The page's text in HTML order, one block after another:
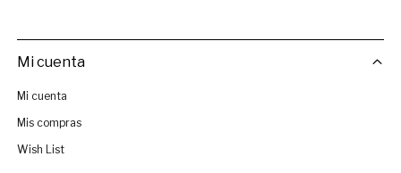
Mi cuenta
Mi cuenta
Mis compras
Wish List